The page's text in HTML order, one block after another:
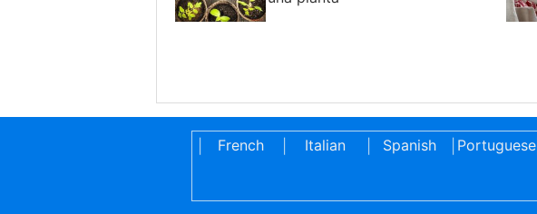
French Italian Spanish Portuguese|